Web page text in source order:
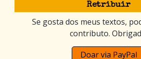
Retribuir
Se gosta dos meus textos,
contributo.
Doar via PayPal